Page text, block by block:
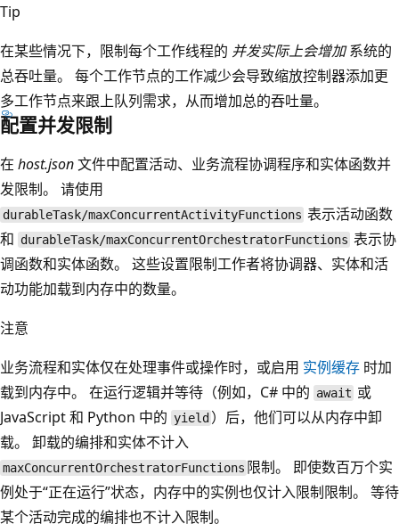
Tip
在某些情况下，限制每个工作线程的 并发实际上会增加系统的
总吞吐量。 每个工作节点的工作减少会导致缩放控制器添加更
多工作节点来跟上队列需求，从而增加总的吞吐量。
配置并发限制
在 host.json文件中配置活动、业务流程协调程序和实体函数并
发限制。 请使用
durableTask/maxConcurrentActivityFunctions 表示活动函数
和 durableTask/maxConcurrentOrchestratorFunctions 表示协
调函数和实体函数。 这些设置限制工作者将协调器、实体和活
动功能加载到内存中的数量。
注意
业务流程和实体仅在处理事件或操作时，或启用 实例缓存 时加
载到内存中。 在运行逻辑并等待（例如，C# 中的 await 或
JavaScript 和 Python 中的 yield ）后，他们可以从内存中卸
载。 卸载的编排和实体不计入
maxConcurrentOrchestratorFunctions 限制。 即使数百万个实
例处于“正在运行”状态，内存中的实例也仅计入限制限制。 等待
某个活动完成的编排也不计入限制。